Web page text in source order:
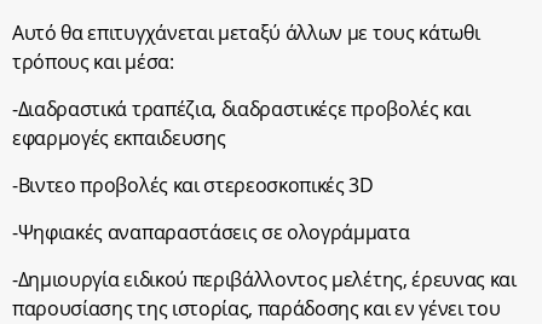
Αυτό θα επιτυγχάνεται μεταξύ άλλων με τους κάτωθι
τρόπους και μέσα:
-Διαδραστικά τραπέζια, διαδραστικέςε προβολές και
εφαρμογές εκπαιδευσης
-Βιντεο προβολές και στερεοσκοπικές 3D
-Ψηφιακές αναπαραστάσεις σε ολογράμματα
-Δημιουργία ειδικού περιβάλλοντος μελέτης, έρευνας και
παρουσίασης της ιστορίας, παράδοσης και εν γένει του